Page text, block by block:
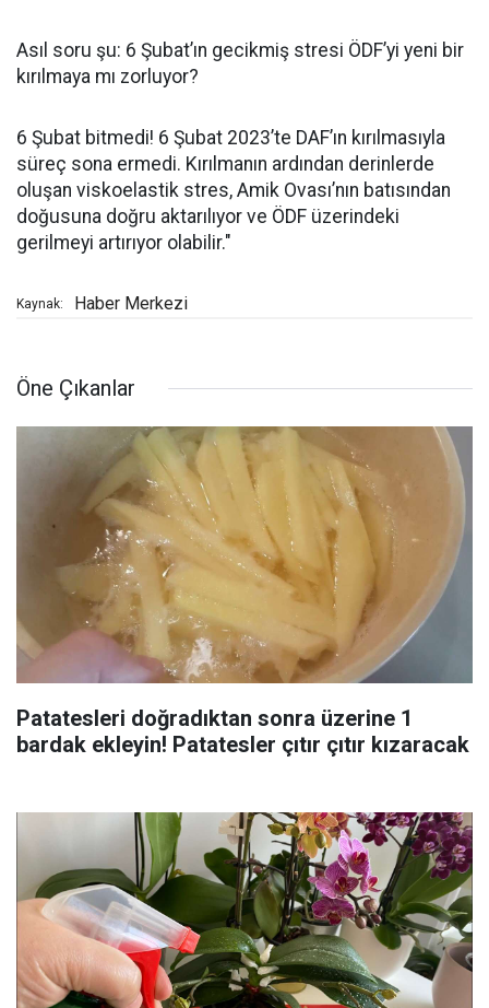
Asıl soru şu: 6 Şubat’ın gecikmiş stresi ÖDF’yi yeni bir
kırılmaya mı zorluyor?
6 Şubat bitmedi! 6 Şubat 2023’te DAF’ın kırılmasıyla
süreç sona ermedi. Kırılmanın ardından derinlerde
oluşan viskoelastik stres, Amik Ovası’nın batısından
doğusuna doğru aktarılıyor ve ÖDF üzerindeki
gerilmeyi artırıyor olabilir."
Kaynak: Haber Merkezi
Öne Çıkanlar
Patatesleri doğradıktan sonra üzerine 1
bardak ekleyin! Patatesler çıtır çıtır kızaracak